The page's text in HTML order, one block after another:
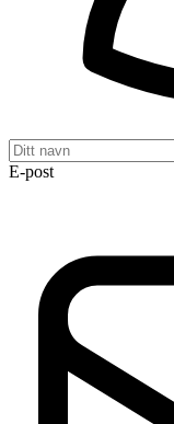
E-post